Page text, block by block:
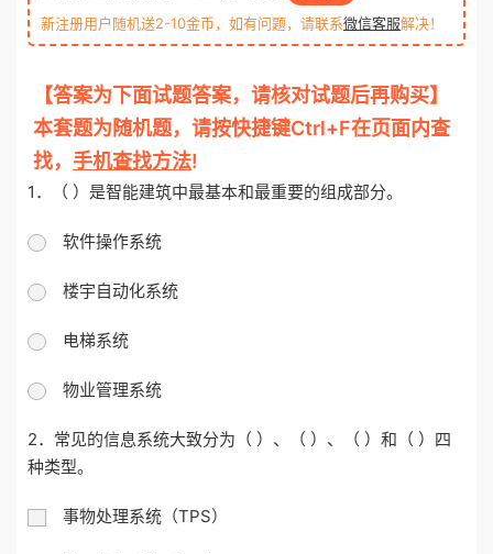
新注册用户随机送2-10金币，如有问题，请联系微信客服解决！
【答案为下面试题答案，请核对试题后再购买】
本套题为随机题，请按快捷键Ctrl+F在页面内查
找， 手机查找方法!
1．（ ）是智能建筑中最基本和最重要的组成部分。
软件操作系统
楼宇自动化系统
电梯系统
物业管理系统
2．常见的信息系统大致分为（ ）、（ ）、（ ）和（ ）四
种类型。
事物处理系统（TPS）